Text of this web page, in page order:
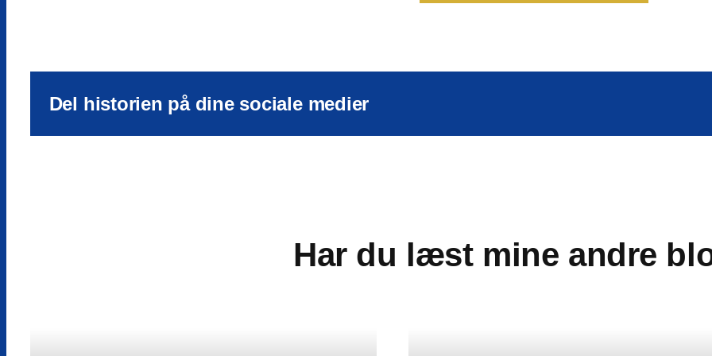
Del historien på dine sociale medier
Har du læst mine andre